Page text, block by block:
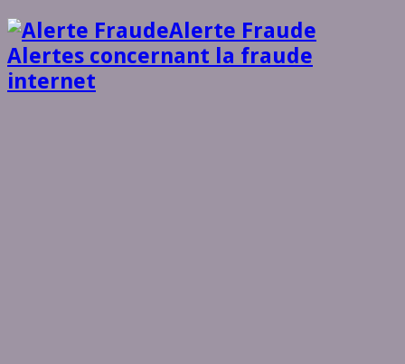
Alerte Fraude
Alertes concernant la fraude
internet